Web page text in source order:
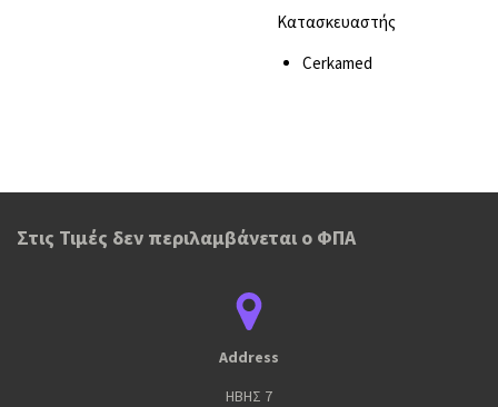
Kατασκευαστής
Cerkamed
Στις Τιμές δεν περιλαμβάνεται ο ΦΠΑ
Address
ΗΒΗΣ 7